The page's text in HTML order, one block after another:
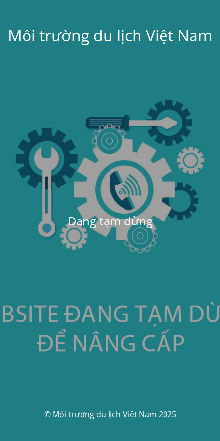
Môi trường du lịch Việt Nam
Đang tạm dừng
© Môi trường du lịch Việt Nam 2025